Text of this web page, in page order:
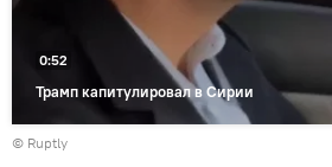
Трамп капитулировал в Сирии
0:52
© Ruptly